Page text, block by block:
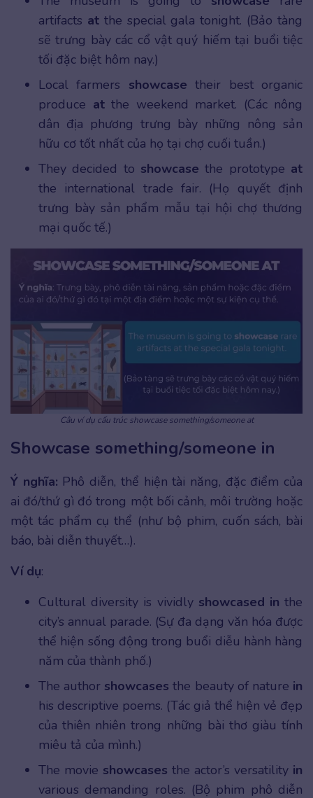
artifacts atthe special gala tonight. (Bảo tàng
sẽ trưng bày các cổ vật quý hiếm tại buổi tiệc
tối đặc biệt hôm nay.)
Local farmers showcase their best organic
produce atthe weekend market. (Các nông
dân địa phương trưng bày những nông sản
hữu cơ tốt nhất của họ tại chợ cuối tuần.)
They decided to showcase the prototype at
the international trade fair. (Họ quyết định
trưng bày sản phẩm mẫu tại hội chợ thương
mại quốc tế.)
Câu ví dụ cấu trúc showcase something/someone at
Showcase something/someone in
Ý nghĩa: Phô diễn, thể hiện tài năng, đặc điểm của
ai đó/thứ gì đó trong một bối cảnh, môi trường hoặc
một tác phẩm cụ thể (như bộ phim, cuốn sách, bài
báo, bài diễn thuyết…).
Ví dụ:
Cultural diversity is vividly showcased in the
city’s annual parade. (Sự đa dạng văn hóa được
thể hiện sống động trong buổi diễu hành hàng
năm của thành phố.)
The author showcases the beauty of nature in
his descriptive poems. (Tác giả thể hiện vẻ đẹp
của thiên nhiên trong những bài thơ giàu tính
miêu tả của mình.)
The movie showcases the actor’s versatility in
various demanding roles. (Bộ phim phô diễn